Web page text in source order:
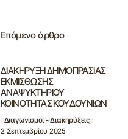
Επόμενο άρθρο
ΔΙΑΚΗΡΥΞΗ ΔΗΜΟΠΡΑΣΙΑΣ
ΕΚΜΙΣΘΩΣΗΣ
ΑΝΑΨΥΚΤΗΡΙΟΥ
ΚΟΙΝΟΤΗΤΑΣ ΚΟΥΔΟΥΝΙΩΝ
Διαγωνισμοί - Διακηρύξεις
2 Σεπτεμβρίου 2025